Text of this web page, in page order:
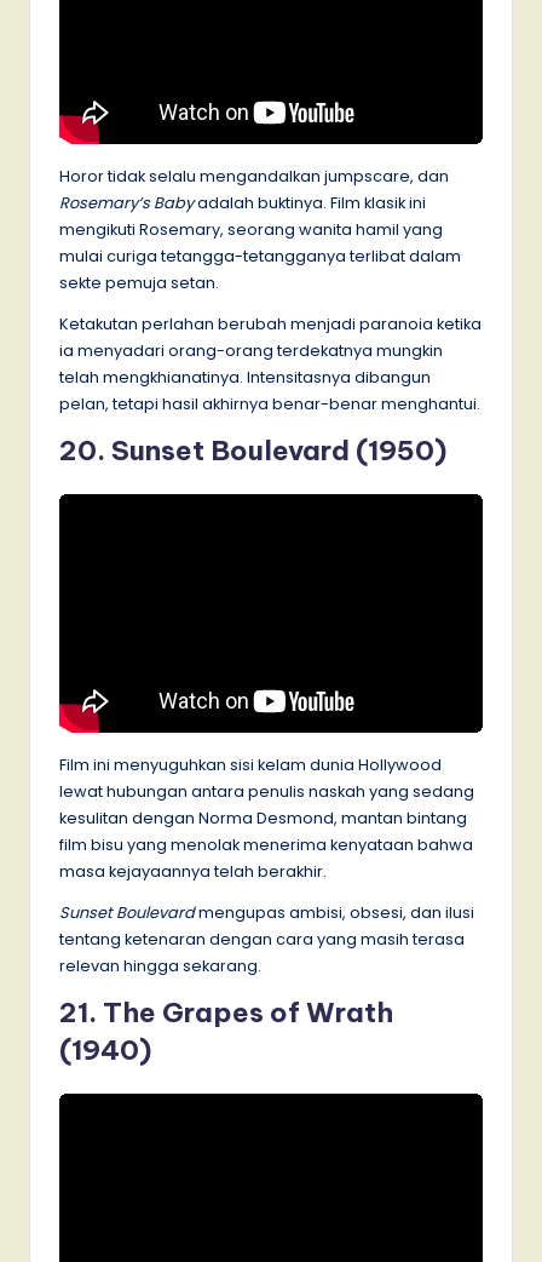
Horor tidak selalu mengandalkan jumpscare, dan
Rosemary’s Babyadalah buktinya. Film klasik ini
mengikuti Rosemary, seorang wanita hamil yang
mulai curiga tetangga-tetangganya terlibat dalam
sekte pemuja setan.
Ketakutan perlahan berubah menjadi paranoia ketika
ia menyadari orang-orang terdekatnya mungkin
telah mengkhianatinya. Intensitasnya dibangun
pelan, tetapi hasil akhirnya benar-benar menghantui.
20. Sunset Boulevard (1950)
Film ini menyuguhkan sisi kelam dunia Hollywood
lewat hubungan antara penulis naskah yang sedang
kesulitan dengan Norma Desmond, mantan bintang
film bisu yang menolak menerima kenyataan bahwa
masa kejayaannya telah berakhir.
Sunset Boulevardmengupas ambisi, obsesi, dan ilusi
tentang ketenaran dengan cara yang masih terasa
relevan hingga sekarang.
21. The Grapes of Wrath
(1940)